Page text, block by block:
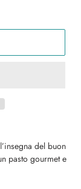
del buon
pasto gourmet e